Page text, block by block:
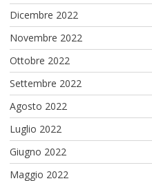
Dicembre 2022
Novembre 2022
Ottobre 2022
Settembre 2022
Agosto 2022
Luglio 2022
Giugno 2022
Maggio 2022